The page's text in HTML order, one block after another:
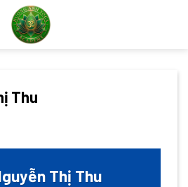
Thu
Thị Thu